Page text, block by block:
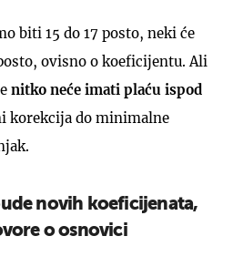
biti 15 do 17 posto, neki će
ovisno o koeficijentu. Ali
nitko neće imati plaću ispod
korekcija do minimalne
novih koeficijenata,
o osnovici